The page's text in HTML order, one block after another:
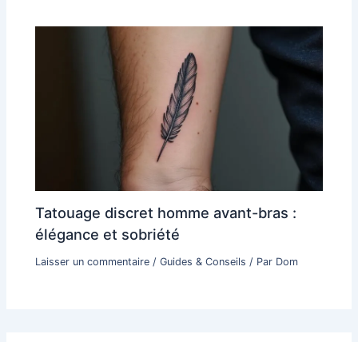
Tatouage discret homme avant-bras :
élégance et sobriété
Laisser un commentaire /Guides & Conseils / Par Dom